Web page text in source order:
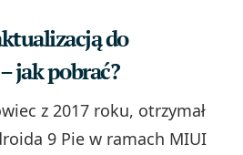
do
jak pobrać?
z 2017 roku, otrzymał
9 Pie w ramach MIUI